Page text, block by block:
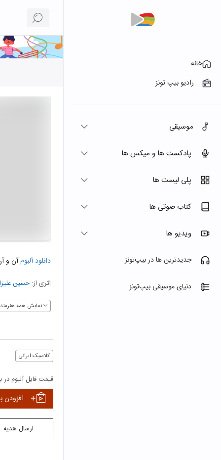
خانه
رادیو بیپ تونز
موسیقی
پادکست ها و میکس ها
پلی لیست ها
کتاب صوتی ها
ویدیو ها
جدیدترین ها در بیپ‌تونز
دنیای موسیقی بیپ‌تونز
دانلود آلبومآن و
اثری از: حسین
نمایش همه
کلاسیک ایرانی
قیمت فایل آلبوم در
افزودن
ارسال هدیه